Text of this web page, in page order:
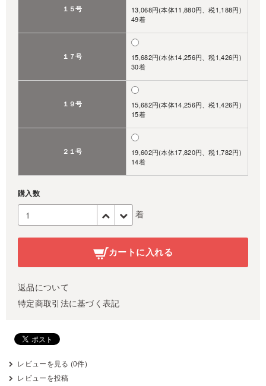
１５号
13,068円(本体11,880円、税1,188円)
49着
１７号
15,682円(本体14,256円、税1,426円)
30着
１９号
15,682円(本体14,256円、税1,426円)
15着
２１号
19,602円(本体17,820円、税1,782円)
14着
購入数
着
カートに入れる
返品について
特定商取引法に基づく表記
レビューを見る (0件)
レビューを投稿